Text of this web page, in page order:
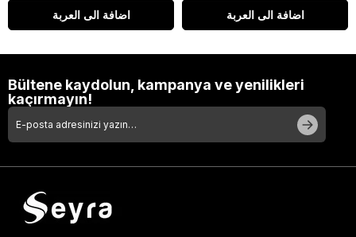
اضافة الى العربة اضافة الى العربة
Bültene kaydolun, kampanya ve yenilikleri
kaçırmayın!